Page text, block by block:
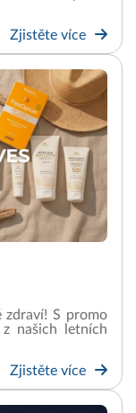
Zjistěte více
zdraví! S promo
našich letních
Zjistěte více